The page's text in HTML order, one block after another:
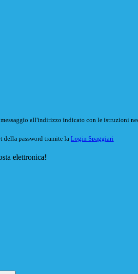
all'indirizzo indicato con le istruzioni
della password tramite la Login Spaggiari
elettronica!